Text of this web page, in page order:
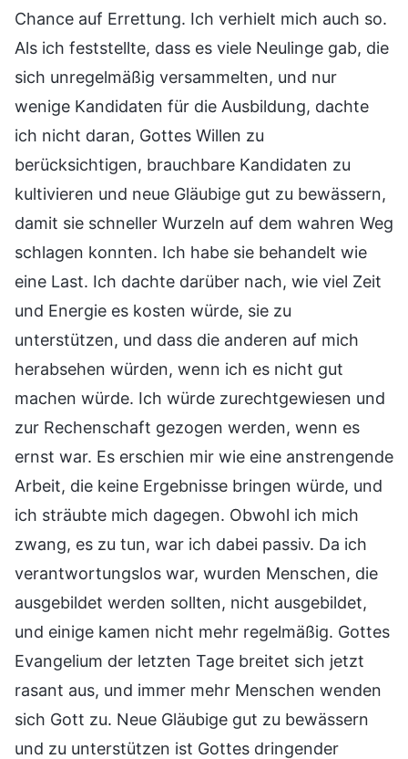
Chance auf Errettung. Ich verhielt mich auch so.
Als ich feststellte, dass es viele Neulinge gab, die
sich unregelmäßig versammelten, und nur
wenige Kandidaten für die Ausbildung, dachte
ich nicht daran, Gottes Willen zu
berücksichtigen, brauchbare Kandidaten zu
kultivieren und neue Gläubige gut zu bewässern,
damit sie schneller Wurzeln auf dem wahren Weg
schlagen konnten. Ich habe sie behandelt wie
eine Last. Ich dachte darüber nach, wie viel Zeit
und Energie es kosten würde, sie zu
unterstützen, und dass die anderen auf mich
herabsehen würden, wenn ich es nicht gut
machen würde. Ich würde zurechtgewiesen und
zur Rechenschaft gezogen werden, wenn es
ernst war. Es erschien mir wie eine anstrengende
Arbeit, die keine Ergebnisse bringen würde, und
ich sträubte mich dagegen. Obwohl ich mich
zwang, es zu tun, war ich dabei passiv. Da ich
verantwortungslos war, wurden Menschen, die
ausgebildet werden sollten, nicht ausgebildet,
und einige kamen nicht mehr regelmäßig. Gottes
Evangelium der letzten Tage breitet sich jetzt
rasant aus, und immer mehr Menschen wenden
sich Gott zu. Neue Gläubige gut zu bewässern
und zu unterstützen ist Gottes dringender